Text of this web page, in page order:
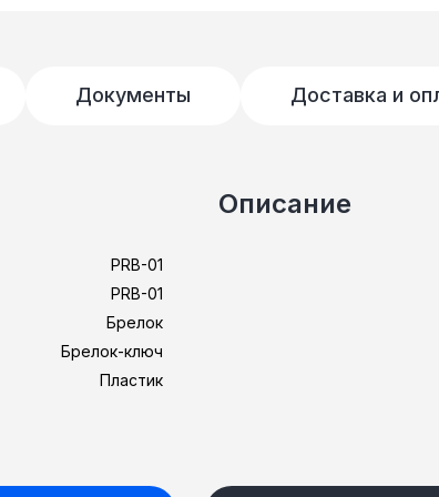
Документы Доставка и
PRB-01
PRB-01
Брелок
Брелок-ключ
Пластик
Описание